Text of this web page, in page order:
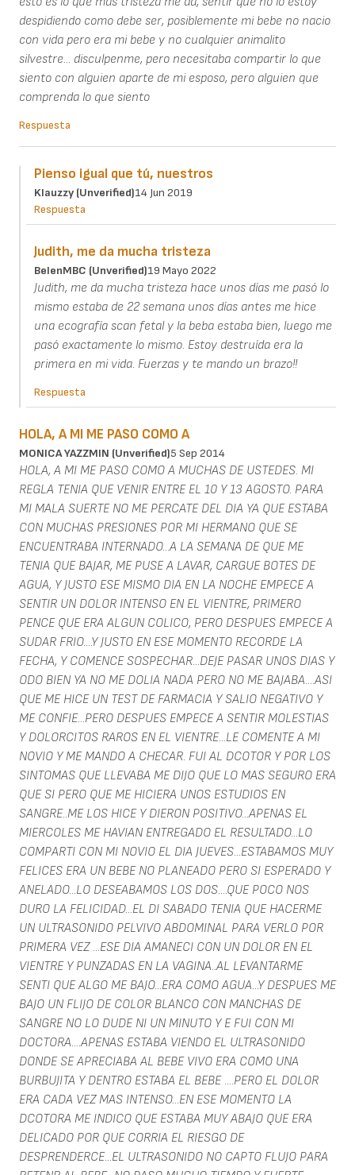
despidiendo como debe ser, posiblemente mi bebe no nacio
con vida pero era mi bebe y no cualquier animalito
silvestre... disculpenme, pero necesitaba compartir lo que
siento con alguien aparte de mi esposo, pero alguien que
comprenda lo que siento
Respuesta
Pienso igual que tú, nuestros
Klauzzy (unverified)14 Jun 2019
Respuesta
Judith, me da mucha tristeza
BelenMBC (unverified)19 Mayo 2022
Judith, me da mucha tristeza hace unos días me pasó lo
mismo estaba de 22 semana unos días antes me hice
una ecografía scan fetal y la beba estaba bien, luego me
pasó exactamente lo mismo. Estoy destruída era la
primera en mi vida. Fuerzas y te mando un brazo!!
Respuesta
HOLA, A MI ME PASO COMO A
MONICA YAZZMIN (unverified)5 Sep 2014
HOLA, A MI ME PASO COMO A MUCHAS DE USTEDES. MI
REGLA TENIA QUE VENIR ENTRE EL 10 Y 13 AGOSTO. PARA
MI MALA SUERTE NO ME PERCATE DEL DIA YA QUE ESTABA
CON MUCHAS PRESIONES POR MI HERMANO QUE SE
ENCUENTRABA INTERNADO...A LA SEMANA DE QUE ME
TENIA QUE BAJAR, ME PUSE A LAVAR, CARGUE BOTES DE
AGUA, Y JUSTO ESE MISMO DIA EN LA NOCHE EMPECE A
SENTIR UN DOLOR INTENSO EN EL VIENTRE, PRIMERO
PENCE QUE ERA ALGUN COLICO, PERO DESPUES EMPECE A
SUDAR FRIO....Y JUSTO EN ESE MOMENTO RECORDE LA
FECHA, Y COMENCE SOSPECHAR...DEJE PASAR UNOS DIAS Y
ODO BIEN YA NO ME DOLIA NADA PERO NO ME BAJABA....ASI
QUE ME HICE UN TEST DE FARMACIA Y SALIO NEGATIVO Y
ME CONFIE...PERO DESPUES EMPECE A SENTIR MOLESTIAS
Y DOLORCITOS RAROS EN EL VIENTRE...LE COMENTE A MI
NOVIO Y ME MANDO A CHECAR. FUI AL DCOTOR Y POR LOS
SINTOMAS QUE LLEVABA ME DIJO QUE LO MAS SEGURO ERA
QUE SI PERO QUE ME HICIERA UNOS ESTUDIOS EN
SANGRE..ME LOS HICE Y DIERON POSITIVO...APENAS EL
MIERCOLES ME HAVIAN ENTREGADO EL RESULTADO...LO
COMPARTI CON MI NOVIO EL DIA JUEVES...ESTABAMOS MUY
FELICES ERA UN BEBE NO PLANEADO PERO SI ESPERADO Y
ANELADO...LO DESEABAMOS LOS DOS....QUE POCO NOS
DURO LA FELICIDAD...EL DI SABADO TENIA QUE HACERME
UN ULTRASONIDO PELVIVO ABDOMINAL PARA VERLO POR
PRIMERA VEZ ...ESE DIA AMANECI CON UN DOLOR EN EL
VIENTRE Y PUNZADAS EN LA VAGINA..AL LEVANTARME
SENTI QUE ALGO ME BAJO...ERA COMO AGUA...Y DESPUES ME
BAJO UN FLIJO DE COLOR BLANCO CON MANCHAS DE
SANGRE NO LO DUDE NI UN MINUTO Y E FUI CON MI
DOCTORA....APENAS ESTABA VIENDO EL ULTRASONIDO
DONDE SE APRECIABA AL BEBE VIVO ERA COMO UNA
BURBUJITA Y DENTRO ESTABA EL BEBE ....PERO EL DOLOR
ERA CADA VEZ MAS INTENSO...EN ESE MOMENTO LA
DCOTORA ME INDICO QUE ESTABA MUY ABAJO QUE ERA
DELICADO POR QUE CORRIA EL RIESGO DE
DESPRENDERCE...EL ULTRASONIDO NO CAPTO FLUJO PARA